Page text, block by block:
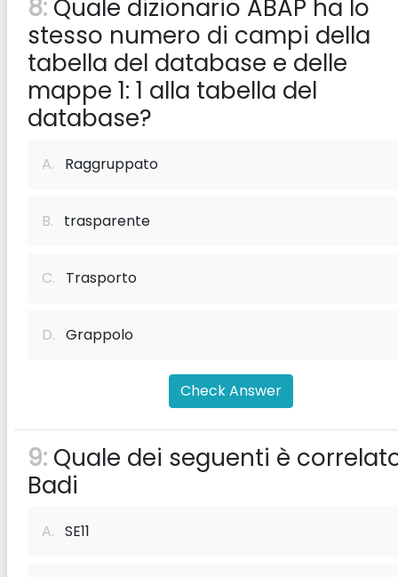
8: Quale dizionario ABAP ha lo
stesso numero di campi della
tabella del database e delle
mappe 1: 1 alla tabella del
database?
A. Raggruppato
B. trasparente
C. Trasporto
D. Grappolo
Check Answer
9: Quale dei seguenti è
Badi
A. SE11